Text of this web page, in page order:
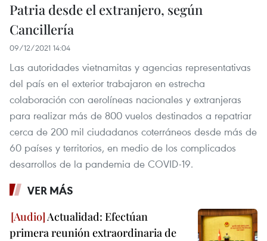
Patria desde el extranjero, según
Cancillería
09/12/2021 14:04
Las autoridades vietnamitas y agencias representativas
del país en el exterior trabajaron en estrecha
colaboración con aerolíneas nacionales y extranjeras
para realizar más de 800 vuelos destinados a repatriar
cerca de 200 mil ciudadanos coterráneos desde más de
60 países y territorios, en medio de los complicados
desarrollos de la pandemia de COVID-19.
VER MÁS
Actualidad: Efectúan
primera reunión extraordinaria de